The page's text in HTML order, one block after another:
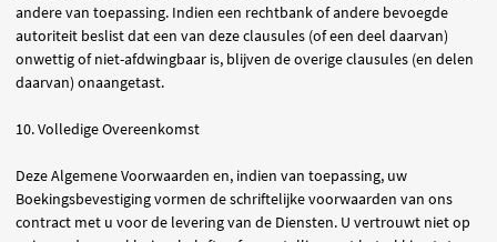
andere van toepassing. Indien een rechtbank of andere bevoegde
autoriteit beslist dat een van deze clausules (of een deel daarvan)
onwettig of niet-afdwingbaar is, blijven de overige clausules (en delen
daarvan) onaangetast.
10. Volledige Overeenkomst
Deze Algemene Voorwaarden en, indien van toepassing, uw
Boekingsbevestiging vormen de schriftelijke voorwaarden van ons
contract met u voor de levering van de Diensten. U vertrouwt niet op